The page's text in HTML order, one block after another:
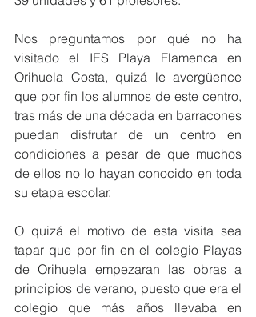
Nos preguntamos por qué no ha
visitado el IES Playa Flamenca en
Orihuela Costa, quizá le avergüence
que por fin los alumnos de este centro,
tras más de una década en barracones
puedan disfrutar de un centro en
condiciones a pesar de que muchos
de ellos no lo hayan conocido en toda
su etapa escolar.
O quizá el motivo de esta visita sea
tapar que por fin en el colegio Playas
de Orihuela empezaran las obras a
principios de verano, puesto que era el
colegio que más años llevaba en